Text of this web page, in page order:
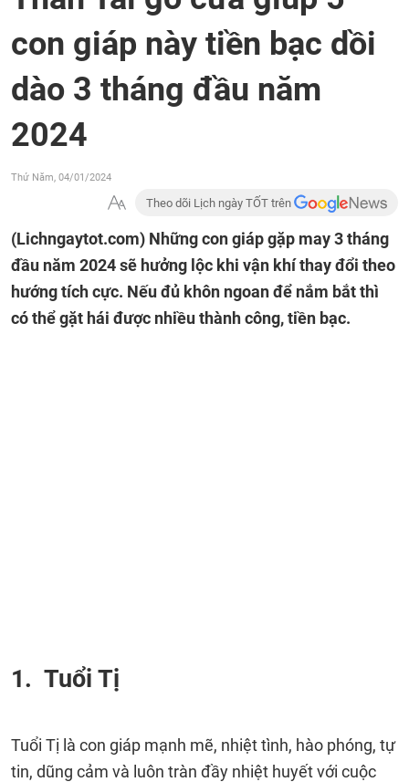
con giáp này tiền bạc dồi
dào 3 tháng đầu năm
2024
Thứ Năm, 04/01/2024
Theo dõi Lịch ngày TỐT trên
(Lichngaytot.com) Những con giáp gặp may 3 tháng
đầu năm 2024 sẽ hưởng lộc khi vận khí thay đổi theo
hướng tích cực. Nếu đủ khôn ngoan để nắm bắt thì
có thể gặt hái được nhiều thành công, tiền bạc.
1. Tuổi Tị
Tuổi Tị là con giáp mạnh mẽ, nhiệt tình, hào phóng, tự
tin, dũng cảm và luôn tràn đầy nhiệt huyết với cuộc